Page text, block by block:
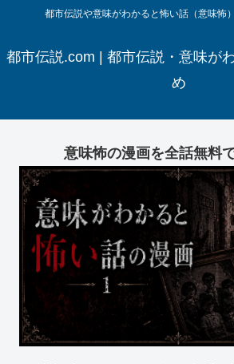
都市伝説や意味がわかると怖い話（意味怖
都市伝説.com | 都市伝説・意味が
め
意味怖の漫画を全話無料